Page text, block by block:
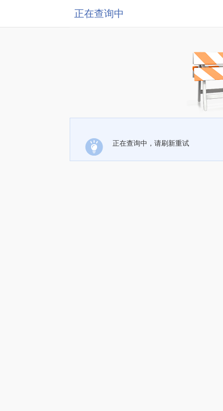
正在查询中
正在查询中，请刷新重试